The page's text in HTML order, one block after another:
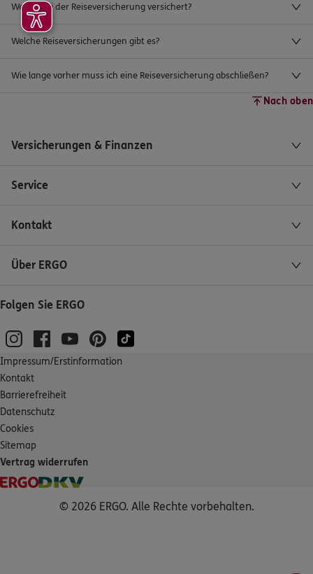
Wer ist bei der Reiseversicherung versichert?
Welche Reiseversicherungen gibt es?
Wie lange vorher muss ich eine Reiseversicherung abschließen?
Nach oben
Versicherungen & Finanzen
Service
Kontakt
Über ERGO
Folgen Sie ERGO
Impressum/Erstinformation
Kontakt
Barrierefreiheit
Datenschutz
Cookies
Sitemap
Vertrag widerrufen
© 2026 ERGO. Alle Rechte vorbehalten.